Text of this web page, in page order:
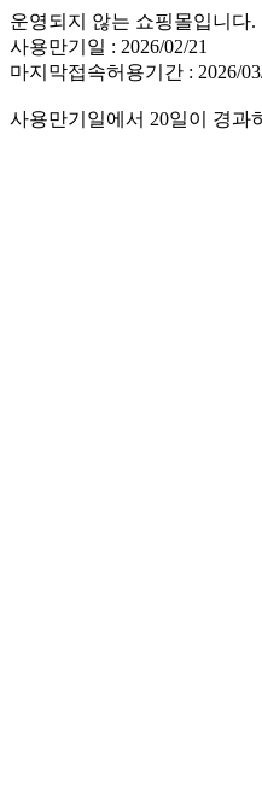
운영되지 않는 쇼핑몰입니다.
사용만기일 : 2026/02/21
마지막접속허용기간 : 2026/
사용만기일에서 20일이 경과